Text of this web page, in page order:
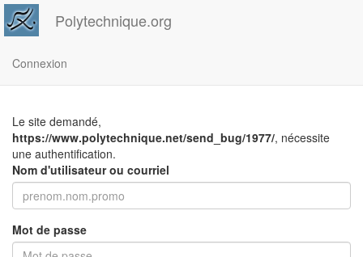
Polytechnique.org
Connexion
Le site demandé,
https://www.polytechnique.net/send_bug/1977/, nécessite
une authentification.
Nom d'utilisateur ou courriel
Mot de passe